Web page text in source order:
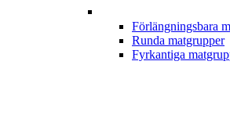
Förlängningsbara
Runda matgrupper
Fyrkantiga